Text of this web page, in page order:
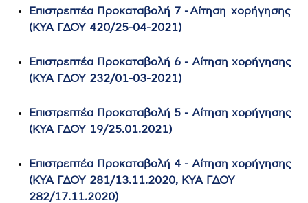
Επιστρεπτέα Προκαταβολή 7 - Αίτηση χορήγησης
(ΚΥΑ ΓΔΟΥ 420/25-04-2021)
Επιστρεπτέα Προκαταβολή 6 - Αίτηση χορήγησης
(ΚΥΑ ΓΔΟΥ 232/01-03-2021)
Eπιστρεπτέα Προκαταβολή 5 - Αίτηση χορήγησης
(ΚΥΑ ΓΔΟΥ 19/25.01.2021)
Επιστρεπτέα Προκαταβολή 4 - Αίτηση χορήγησης
(ΚΥΑ ΓΔΟΥ 281/13.11.2020, ΚΥΑ ΓΔΟΥ
282/17.11.2020)